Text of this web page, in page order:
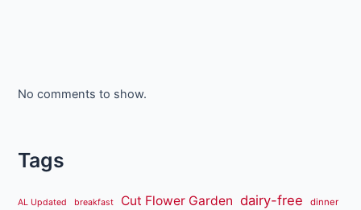
No comments to show.
Tags
AL Updated breakfast Cut Flower Garden dairy-free dinner